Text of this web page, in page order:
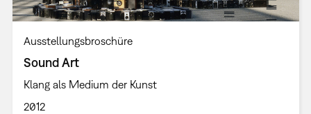
Ausstellungsbroschüre
Sound Art
Klang als Medium der Kunst
2012